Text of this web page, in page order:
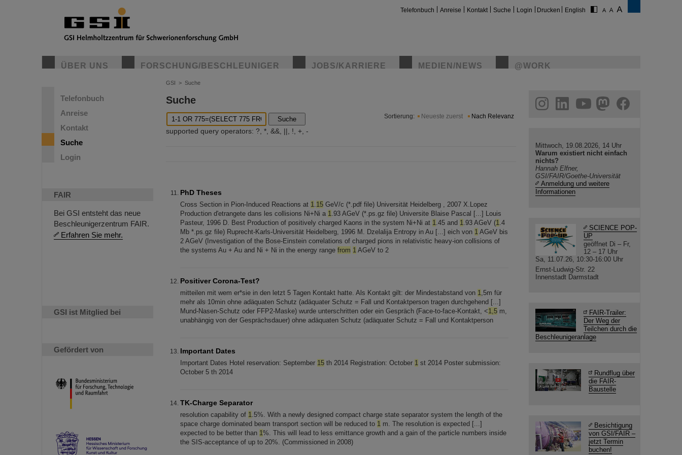
Telefonbuch Anreise Kontakt Suche Login Drucken English
ÜBER UNS FORSCHUNG/BESCHLEUNIGER JOBS/KARRIERE MEDIEN/NEWS @WORK
Telefonbuch
Anreise
Kontakt
Suche
Login
FAIR
Bei GSI entsteht das neue
Beschleunigerzentrum FAIR.
Erfahren Sie mehr.
GSI ist Mitglied bei
Gefördert von
GSI > Suche
Suche
Suche
supported query operators: ?, *, &&, ||, !, +, -
Sortierung: Neueste zuerst Nach Relevanz
PhD Theses
Cross Section in Pion-Induced Reactions at 1.15 GeV/c (*.pdf file) Universität Heidelberg , 2007 X.Lopez
Production d'etrangete dans les collisions Ni+Ni a 1.93 AGeV (*.ps.gz file) Universite Blaise Pascal [...] Louis
Pasteur, 1996 D. Best Production of positively charged Kaons in the system Ni+Ni at 1.45 and 1.93 AGeV (1.4
Mb *.ps.gz file) Ruprecht-Karls-Universität Heidelberg, 1996 M. Dzelalija Entropy in Au [...] eich von 1 AGeV bis
2 AGeV (Investigation of the Bose-Einstein correlations of charged pions in relativistic heavy-ion collisions of
the systems Au + Au and Ni + Ni in the energy range from 1 AGeV to 2
Positiver Corona-Test?
mitteilen mit wem er*sie in den letzt 5 Tagen Kontakt hatte. Als Kontakt gilt: der Mindestabstand von 1,5m für
mehr als 10min ohne adäquaten Schutz (adäquater Schutz = Fall und Kontaktperson tragen durchgehend [...]
Mund-Nasen-Schutz oder FFP2-Maske) wurde unterschritten oder ein Gespräch (Face-to-face-Kontakt, <1,5 m,
unabhängig von der Gesprächsdauer) ohne adäquaten Schutz (adäquater Schutz = Fall und Kontaktperson
Important Dates
Important Dates Hotel reservation: September 15 th 2014 Registration: October 1 st 2014 Poster submission:
October 5 th 2014
TK-Charge Separator
resolution capability of 1.5%. With a newly designed compact charge state separator system the length of the
space charge dominated beam transport section will be reduced to 1 m. The resolution is expected [...]
expected to be better than 1%. This will lead to less emittance growth and a gain of the particle numbers inside
the SIS-acceptance of up to 20%. (Commissioned in 2008)
helmholtz.social
facebook
Mittwoch, 19.08.2026, 14 Uhr
Warum existiert nicht einfach
nichts?
Hannah Elfner,
GSI/FAIR/Goethe-Universität
Anmeldung und weitere
Informationen
SCIENCE POP-
UP
geöffnet Di – Fr,
12 – 17 Uhr
Sa, 11.07.26, 10:30-16:00 Uhr
Ernst-Ludwig-Str. 22
Innenstadt Darmstadt
FAIR-Trailer:
Der Weg der
Teilchen durch die
Beschleunigeranlage
Rundflug über
die FAIR-
Baustelle
Besichtigung
von GSI/FAIR –
jetzt Termin
buchen!